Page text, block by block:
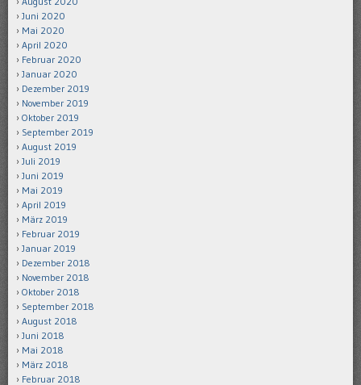
Juni 2020
Mai 2020
April 2020
Februar 2020
Januar 2020
Dezember 2019
November 2019
Oktober 2019
September 2019
August 2019
Juli 2019
Juni 2019
Mai 2019
April 2019
März 2019
Februar 2019
Januar 2019
Dezember 2018
November 2018
Oktober 2018
September 2018
August 2018
Juni 2018
Mai 2018
März 2018
Februar 2018